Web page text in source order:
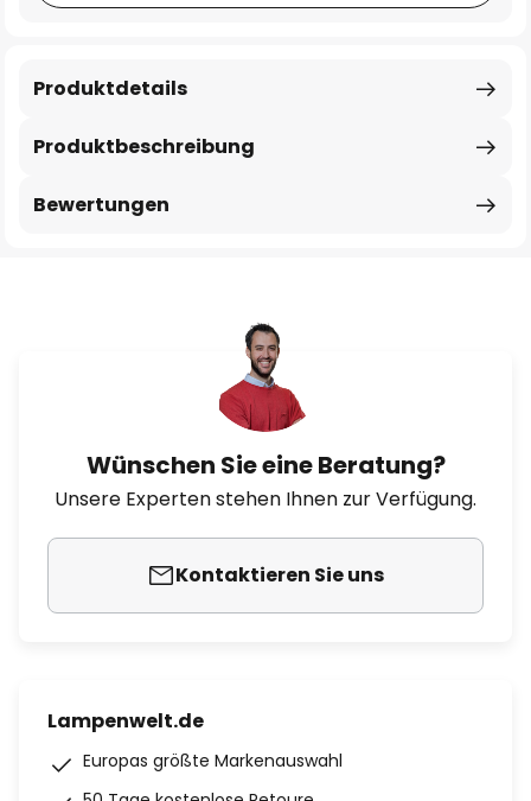
Produktbeschreibung
Produktdetails
Bewertungen
Wünschen Sie eine Beratung?
Unsere Experten stehen Ihnen zur Verfügung.
Kontaktieren Sie uns
Lampenwelt.de
Europas größte Markenauswahl